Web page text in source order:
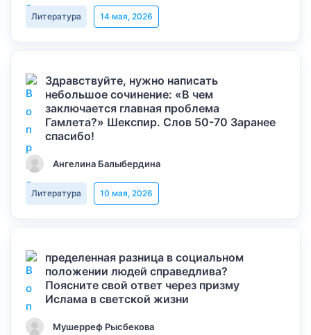
Литература 14 мая, 2026
Здравствуйте, нужно написать
небольшое сочинение: «В чем
заключается главная проблема
Гамлета?» Шекспир. Слов 50-70 Заранее
спасибо!
Ангелина Балыбердина
Литература 10 мая, 2026
пределенная разница в социальном
положении людей справедлива?
Поясните свой ответ через призму
Ислама в светской жизни
Мушерреф Рысбекова